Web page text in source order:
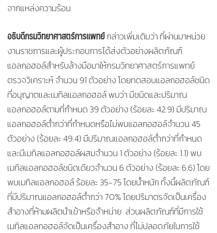
จากแหล่งความร้อน
อธิบดีกรมวิทยาศาสตร์การแพทย์กล่าวเพิ่มเติมว่า ที่ผ่านมาหน่วย
งานราชการและผู้ประกอบการได้ส่งตัวอย่างผลิตภัณฑ์
แอลกอฮอล์สำหรับล้างมือมาให้กรมวิทยาศาสตร์การแพทย์
ตรวจวิเคราะห์ จำนวน 91 ตัวอย่าง โดยทดสอบแอลกอฮอล์ชนิด
ที่อนุญาตและเมทิลแอลกอฮอล์ พบว่า มีชนิดและปริมาณ
แอลกอฮอล์ตามที่กำหนด 39 ตัวอย่าง (ร้อยละ 42.9) มีปริมาณ
แอลกอฮอล์ต่ำกว่าที่กำหนดหรือไม่พบแอลกอฮอล์จำนวน 45
ตัวอย่าง (ร้อยละ 49.4) มีปริมาณแอลกอฮอล์ต่ำกว่าที่กำหนด
และมีเมทิลแอลกอฮอล์ผสมจำนวน 1 ตัวอย่าง (ร้อยละ 1.1) พบ
เมทิลแอลกอฮอล์ชนิดเดียวจำนวน 6 ตัวอย่าง (ร้อยละ 6.6) โดย
พบเมทิลแอลกอฮอล์ ร้อยละ 35-75 โดยน้ำหนัก ทั้งนี้ผลิตภัณฑ์
ที่มีปริมาณแอลกอฮอล์ต่ำกว่า 70% โดยปริมาตรจัดเป็นเครื่อง
สำอางที่ห้ามผลิตนำเข้าหรือจำหน่าย ส่วนผลิตภัณฑ์ที่มีการใช้
เมทิลแอลกอฮอล์จัดเป็นเครื่องสำอาง ที่ไม่ปลอดภัยในการใช้